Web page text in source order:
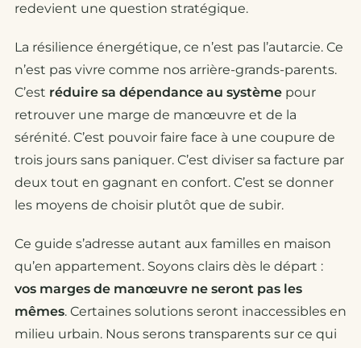
redevient une question stratégique.
La résilience énergétique, ce n’est pas l’autarcie. Ce
n’est pas vivre comme nos arrière-grands-parents.
C’est réduire sa dépendance au système pour
retrouver une marge de manœuvre et de la
sérénité. C’est pouvoir faire face à une coupure de
trois jours sans paniquer. C’est diviser sa facture par
deux tout en gagnant en confort. C’est se donner
les moyens de choisir plutôt que de subir.
Ce guide s’adresse autant aux familles en maison
qu’en appartement. Soyons clairs dès le départ :
vos marges de manœuvre ne seront pas les
mêmes. Certaines solutions seront inaccessibles en
milieu urbain. Nous serons transparents sur ce qui